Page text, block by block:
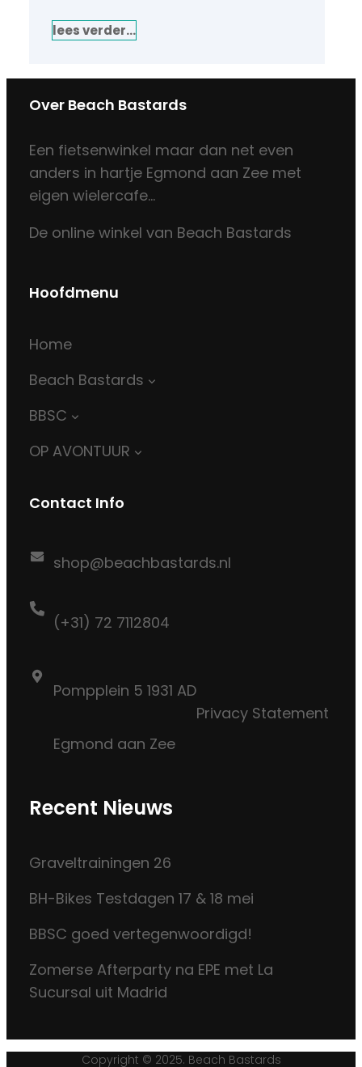
lees verder…
Over Beach Bastards
Een fietsenwinkel maar dan net even
anders in hartje Egmond aan Zee met
eigen wielercafe…
De online winkel van Beach Bastards
Hoofdmenu
Home
Beach Bastards
BBSC
OP AVONTUUR
Contact Info
shop@beachbastards.nl
(+31) 72 7112804
Pompplein 5 1931 AD
Egmond aan Zee
Privacy Statement
Recent Nieuws
Graveltrainingen 26
BH-Bikes Testdagen 17 & 18 mei
BBSC goed vertegenwoordigd!
Zomerse Afterparty na EPE met La
Sucursal uit Madrid
Copyright © 2025. Beach Bastards